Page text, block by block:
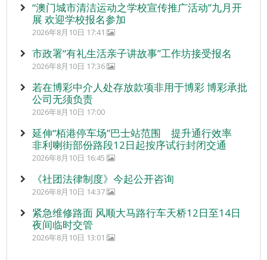
“澳门城市清洁运动之学校宣传推广活动”九月开
展 欢迎学校报名参加
2026年8月10日 17:41
市政署“有礼生活亲子讲故事”工作坊接受报名
2026年8月10日 17:36
若在博彩中介人处存放款项非用于博彩 博彩承批
公司无须负责
2026年8月10日 17:00
延伸“栢港停车场”巴士站范围 提升通行效率
非利喇街部份路段12日起按序试行封闭交通
2026年8月10日 16:45
《社团法律制度》今起公开咨询
2026年8月10日 14:37
紧急维修路面 风顺大马路行车天桥12日至14日
夜间临时交管
2026年8月10日 13:01